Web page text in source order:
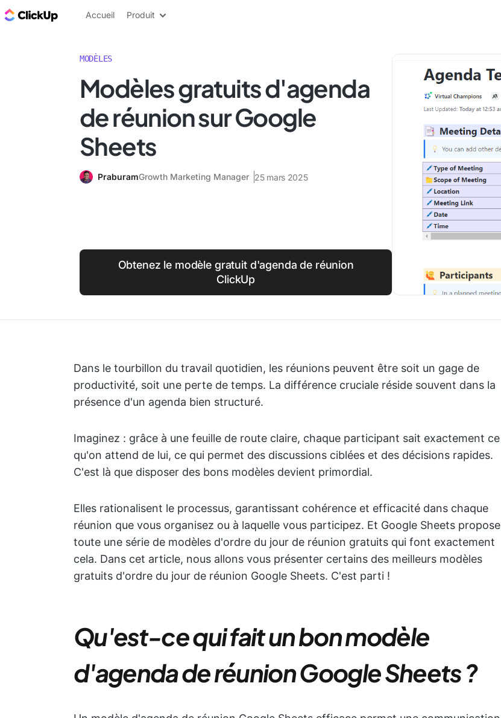
ClickUp Blog
Accueil Produit
MODÈLES
Modèles gratuits d'agenda
de réunion sur Google
Sheets
PraburamGrowth Marketing Manager 25 mars 2025
Obtenez le modèle gratuit d'agenda de réunion
ClickUp
Dans le tourbillon du travail quotidien, les réunions peuvent être soit un gage de
productivité, soit une perte de temps. La différence cruciale réside souvent dans la
présence d'un agenda bien structuré.
Imaginez : grâce à une feuille de route claire, chaque participant sait exactement ce
qu'on attend de lui, ce qui permet des discussions ciblées et des décisions rapides.
C'est là que disposer des bons modèles devient primordial.
Elles rationalisent le processus, garantissant cohérence et efficacité dans chaque
réunion que vous organisez ou à laquelle vous participez. Et Google Sheets propose
toute une série de modèles d'ordre du jour de réunion gratuits qui font exactement
cela. Dans cet article, nous allons vous présenter certains des meilleurs modèles
gratuits d'ordre du jour de réunion Google Sheets. C'est parti !
Qu'est-ce qui fait un bon modèle
d'agenda de réunion Google Sheets ?